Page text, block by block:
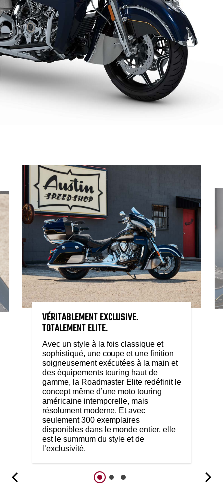
VÉRITABLEMENT EXCLUSIVE.
TOTALEMENT ELITE.
Avec un style à la fois classique et
sophistiqué, une coupe et une finition
soigneusement exécutées à la main et
des équipements touring haut de
gamme, la Roadmaster Elite redéfinit le
concept même d’une moto touring
américaine intemporelle, mais
résolument moderne. Et avec
seulement 300 exemplaires
disponibles dans le monde entier, elle
est le summum du style et de
l’exclusivité.